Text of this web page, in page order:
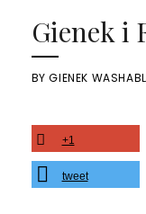
Gienek i
BYGIENEK
+1
tweet